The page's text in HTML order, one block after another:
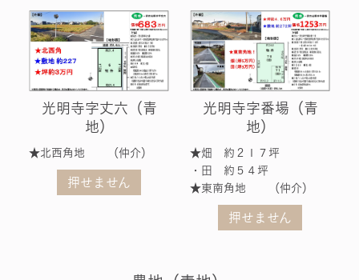
光明寺字丈六（青
地）
★北西角地 （仲介）
押せません
光明寺字番場（青
地）
★畑 約２１７坪
・田 約５４坪
★東南角地 （仲介）
押せません